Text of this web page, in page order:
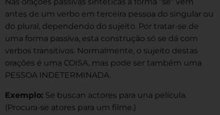
antes de um verbo em terceira pessoa do singular ou
do plural, dependendo do sujeito. Por tratar-se de
uma forma passiva, esta construção só se dá com
verbos transitivos. Normalmente, o sujeito destas
orações é uma COISA, mas pode ser também uma
PESSOA INDETERMINADA.
Exemplo: Se buscan actores para una película.
(Procura-se atores para um filme.)